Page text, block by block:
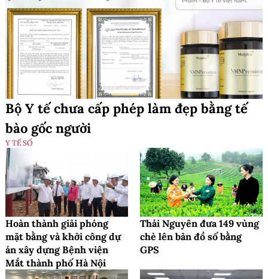
Bộ Y tế chưa cấp phép làm đẹp bằng tế
bào gốc người
Y TẾ SỐ
Hoàn thành giải phóng
mặt bằng và khởi công dự
án xây dựng Bệnh viện
Mắt thành phố Hà Nội
Thái Nguyên đưa 149 vùng
chè lên bản đồ số bằng
GPS